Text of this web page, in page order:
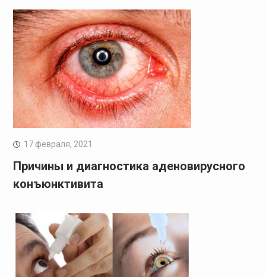
17 февраля, 2021
Причины и диагностика аденовирусного
конъюнктивита